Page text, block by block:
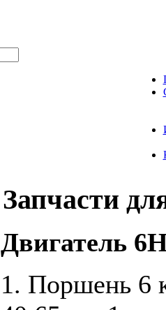
Запчасти
Двигатель
1. Поршень 6